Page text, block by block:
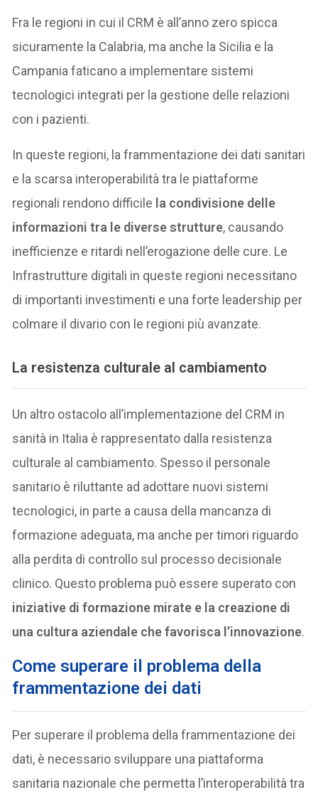
Fra le regioni in cui il CRM è all’anno zero spicca
sicuramente la Calabria, ma anche la Sicilia e la
Campania faticano a implementare sistemi
tecnologici integrati per la gestione delle relazioni
con i pazienti.
In queste regioni, la frammentazione dei dati sanitari
e la scarsa interoperabilità tra le piattaforme
regionali rendono difficile la condivisione delle
informazioni tra le diverse strutture, causando
inefficienze e ritardi nell’erogazione delle cure. Le
Infrastrutture digitali in queste regioni necessitano
di importanti investimenti e una forte leadership per
colmare il divario con le regioni più avanzate.
La resistenza culturale al cambiamento
Un altro ostacolo all’implementazione del CRM in
sanità in Italia è rappresentato dalla resistenza
culturale al cambiamento. Spesso il personale
sanitario è riluttante ad adottare nuovi sistemi
tecnologici, in parte a causa della mancanza di
formazione adeguata, ma anche per timori riguardo
alla perdita di controllo sul processo decisionale
clinico. Questo problema può essere superato con
iniziative di formazione mirate e la creazione di
una cultura aziendale che favorisca l’innovazione.
Come superare il problema della
frammentazione dei dati
Per superare il problema della frammentazione dei
dati, è necessario sviluppare una piattaforma
sanitaria nazionale che permetta l’interoperabilità tra